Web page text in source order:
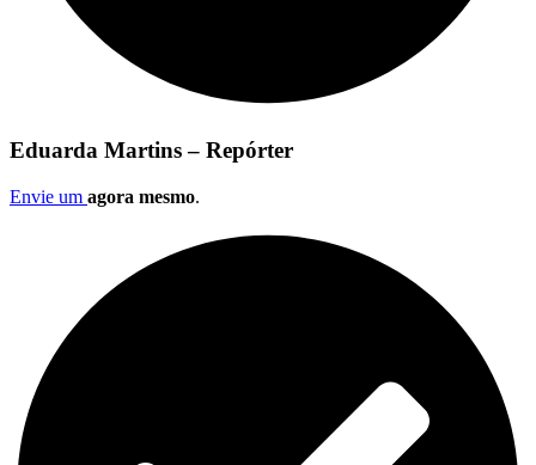
Eduarda Martins – Repórter
Envie um agora mesmo.